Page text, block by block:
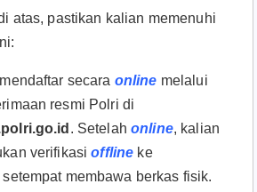
atas, pastikan kalian memenuhi
secara online melalui
resmi Polri di
. Setelahonline, kalian
verifikasioffline ke
membawa berkas fisik.